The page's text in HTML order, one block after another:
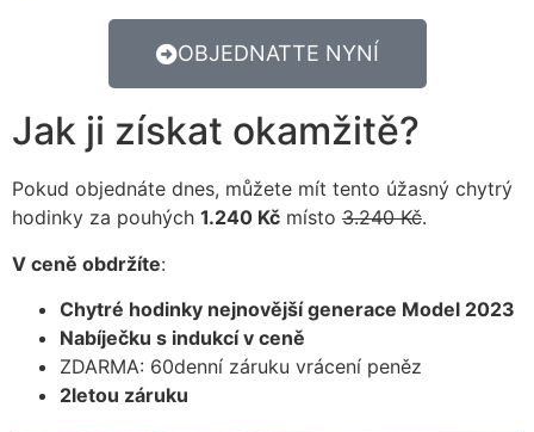
OBJEDNATTE NYNÍ
Jak ji získat okamžitě?
Pokud objednáte dnes, můžete mít tento úžasný chytrý
hodinky za pouhých 1.240 Kč místo 3.240 Kč.
V ceně obdržíte:
Chytré hodinky nejnovější generace Model 2023
Nabíječku s indukcí v ceně
ZDARMA: 60denní záruku vrácení peněz
2letou záruku